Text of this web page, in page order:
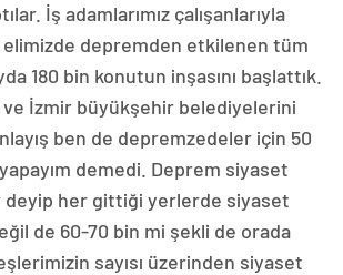
İş adamlarımız çalışanlarıyla
elimizde depremden etkilenen tüm
180 bin konutun inşasını başlattık.
İzmir büyükşehir belediyelerini
ben de depremzedeler için 50
demedi. Deprem siyaset
her gittiği yerlerde siyaset
de 60-70 bin mi şekli de orada
sayısı üzerinden siyaset